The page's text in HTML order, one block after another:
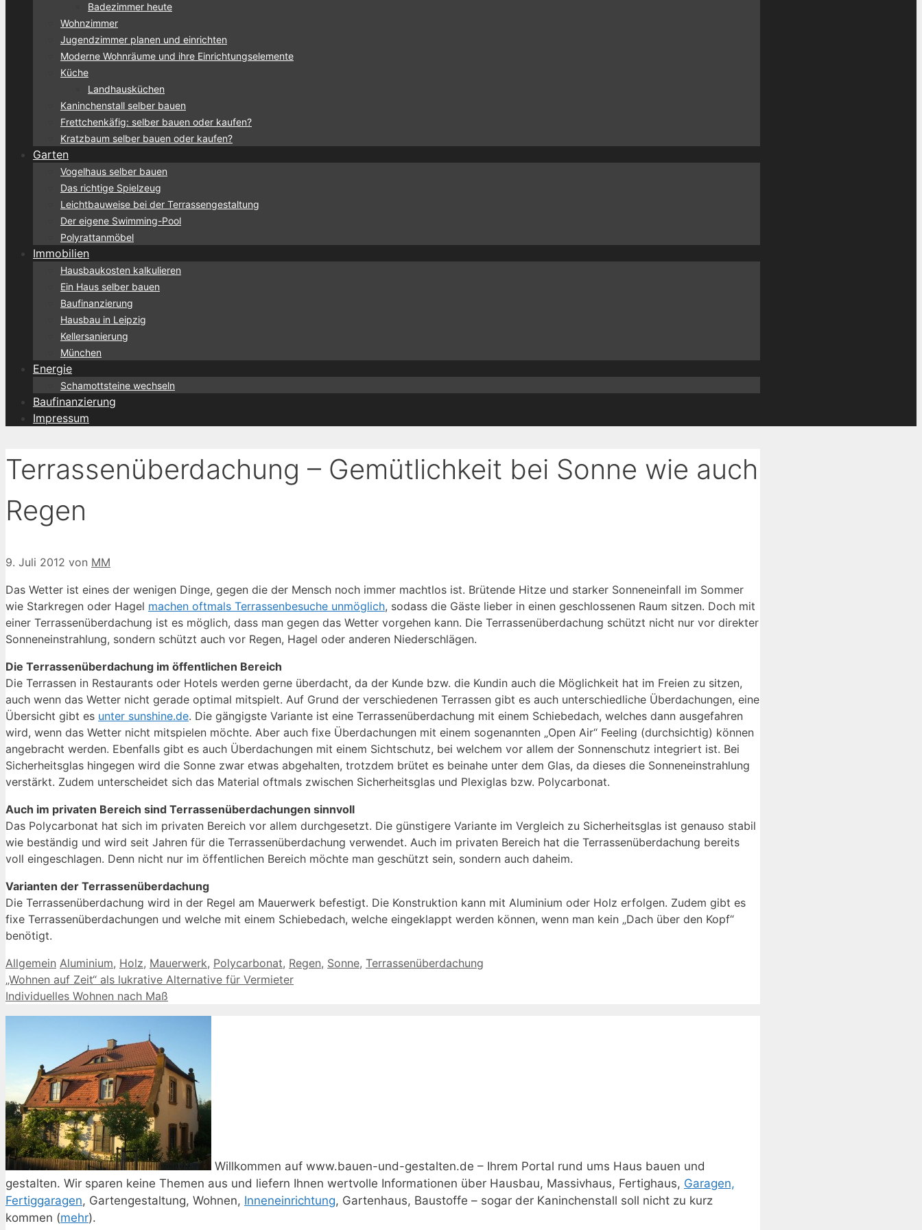
Badezimmer heute
Wohnzimmer
Jugendzimmer planen und einrichten
Moderne Wohnräume und ihre Einrichtungselemente
Küche
Landhausküchen
Kaninchenstall selber bauen
Frettchenkäfig: selber bauen oder kaufen?
Kratzbaum selber bauen oder kaufen?
Garten
Vogelhaus selber bauen
Das richtige Spielzeug
Leichtbauweise bei der Terrassengestaltung
Der eigene Swimming-Pool
Polyrattanmöbel
Immobilien
Hausbaukosten kalkulieren
Ein Haus selber bauen
Baufinanzierung
Hausbau in Leipzig
Kellersanierung
München
Energie
Schamottsteine wechseln
Baufinanzierung
Impressum
Terrassenüberdachung – Gemütlichkeit bei Sonne wie auch
Regen
9. Juli 2012 von MM
Das Wetter ist eines der wenigen Dinge, gegen die der Mensch noch immer machtlos ist. Brütende Hitze und starker Sonneneinfall im Sommer
wie Starkregen oder Hagel machen oftmals Terrassenbesuche unmöglich, sodass die Gäste lieber in einen geschlossenen Raum sitzen. Doch mit
einer Terrassenüberdachung ist es möglich, dass man gegen das Wetter vorgehen kann. Die Terrassenüberdachung schützt nicht nur vor direkter
Sonneneinstrahlung, sondern schützt auch vor Regen, Hagel oder anderen Niederschlägen.
Die Terrassenüberdachung im öffentlichen Bereich
Die Terrassen in Restaurants oder Hotels werden gerne überdacht, da der Kunde bzw. die Kundin auch die Möglichkeit hat im Freien zu sitzen,
auch wenn das Wetter nicht gerade optimal mitspielt. Auf Grund der verschiedenen Terrassen gibt es auch unterschiedliche Überdachungen, eine
Übersicht gibt es unter sunshine.de. Die gängigste Variante ist eine Terrassenüberdachung mit einem Schiebedach, welches dann ausgefahren
wird, wenn das Wetter nicht mitspielen möchte. Aber auch fixe Überdachungen mit einem sogenannten „Open Air“ Feeling (durchsichtig) können
angebracht werden. Ebenfalls gibt es auch Überdachungen mit einem Sichtschutz, bei welchem vor allem der Sonnenschutz integriert ist. Bei
Sicherheitsglas hingegen wird die Sonne zwar etwas abgehalten, trotzdem brütet es beinahe unter dem Glas, da dieses die Sonneneinstrahlung
verstärkt. Zudem unterscheidet sich das Material oftmals zwischen Sicherheitsglas und Plexiglas bzw. Polycarbonat.
Auch im privaten Bereich sind Terrassenüberdachungen sinnvoll
Das Polycarbonat hat sich im privaten Bereich vor allem durchgesetzt. Die günstigere Variante im Vergleich zu Sicherheitsglas ist genauso stabil
wie beständig und wird seit Jahren für die Terrassenüberdachung verwendet. Auch im privaten Bereich hat die Terrassenüberdachung bereits
voll eingeschlagen. Denn nicht nur im öffentlichen Bereich möchte man geschützt sein, sondern auch daheim.
Varianten der Terrassenüberdachung
Die Terrassenüberdachung wird in der Regel am Mauerwerk befestigt. Die Konstruktion kann mit Aluminium oder Holz erfolgen. Zudem gibt es
fixe Terrassenüberdachungen und welche mit einem Schiebedach, welche eingeklappt werden können, wenn man kein „Dach über den Kopf“
benötigt.
Kategorien
Allgemein Schlagwörter
Aluminium, Holz, Mauerwerk, Polycarbonat, Regen, Sonne, Terrassenüberdachung
„Wohnen auf Zeit“ als lukrative Alternative für Vermieter
Individuelles Wohnen nach Maß
Willkommen auf www.bauen-und-gestalten.de – Ihrem Portal rund ums Haus bauen und
gestalten. Wir sparen keine Themen aus und liefern Ihnen wertvolle Informationen über Hausbau, Massivhaus, Fertighaus, Garagen,
Fertiggaragen, Gartengestaltung, Wohnen, Inneneinrichtung, Gartenhaus, Baustoffe – sogar der Kaninchenstall soll nicht zu kurz
kommen (mehr).